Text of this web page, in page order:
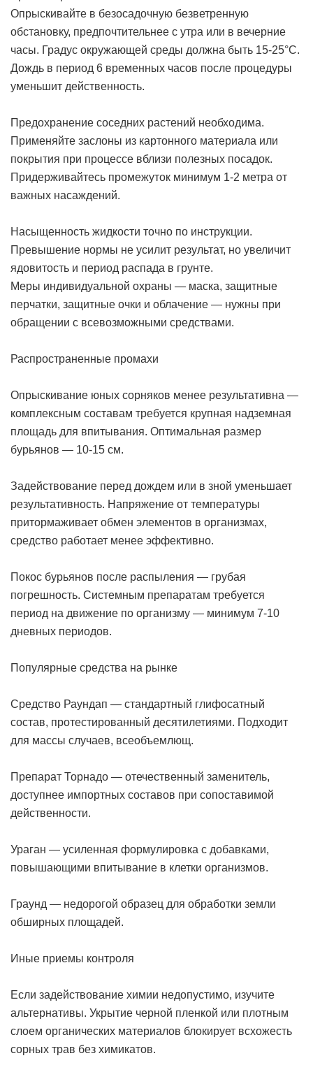
Опрыскивайте в безосадочную безветренную
обстановку, предпочтительнее с утра или в вечерние
часы. Градус окружающей среды должна быть 15-25°C.
Дождь в период 6 временных часов после процедуры
уменьшит действенность.
Предохранение соседних растений необходима.
Применяйте заслоны из картонного материала или
покрытия при процессе вблизи полезных посадок.
Придерживайтесь промежуток минимум 1-2 метра от
важных насаждений.
Насыщенность жидкости точно по инструкции.
Превышение нормы не усилит результат, но увеличит
ядовитость и период распада в грунте.
Меры индивидуальной охраны — маска, защитные
перчатки, защитные очки и облачение — нужны при
обращении с всевозможными средствами.
Распространенные промахи
Опрыскивание юных сорняков менее результативна —
комплексным составам требуется крупная надземная
площадь для впитывания. Оптимальная размер
бурьянов — 10-15 см.
Задействование перед дождем или в зной уменьшает
результативность. Напряжение от температуры
притормаживает обмен элементов в организмах,
средство работает менее эффективно.
Покос бурьянов после распыления — грубая
погрешность. Системным препаратам требуется
период на движение по организму — минимум 7-10
дневных периодов.
Популярные средства на рынке
Средство Раундап — стандартный глифосатный
состав, протестированный десятилетиями. Подходит
для массы случаев, всеобъемлющ.
Препарат Торнадо — отечественный заменитель,
доступнее импортных составов при сопоставимой
действенности.
Ураган — усиленная формулировка с добавками,
повышающими впитывание в клетки организмов.
Граунд — недорогой образец для обработки земли
обширных площадей.
Иные приемы контроля
Если задействование химии недопустимо, изучите
альтернативы. Укрытие черной пленкой или плотным
слоем органических материалов блокирует всхожесть
сорных трав без химикатов.